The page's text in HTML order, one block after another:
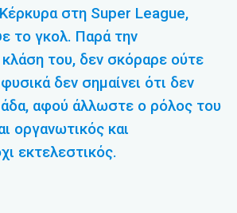
στη Super League,
το γκολ. Παρά την
του, δεν σκόραρε ούτε
δεν σημαίνει ότι δεν
αφού άλλωστε ο ρόλος του
οργανωτικός και
εκτελεστικός.